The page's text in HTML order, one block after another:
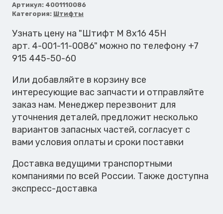
М
8х16
45H
Артикул: 4001110086
Категория: Штифты
Узнать цену на "Штифт М 8х16 45H
арт. 4-001-11-0086" можно по телефону +7
915 445-50-60
Или добавляйте в корзину все
интересующие вас запчасти и отправляйте
заказ нам. Менеджер перезвонит для
уточнения деталей, предложит несколько
вариантов запасных частей, согласует с
вами условия оплаты и сроки поставки
Доставка ведущими транспортными
компаниями по всей России. Также доступна
экспресс-доставка